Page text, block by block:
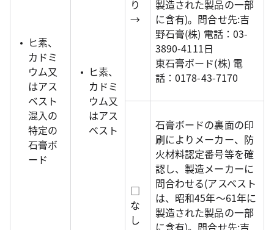
ヒ素、
カドミ
ウム又
はアス
ベスト
混入の
特定の
石膏ボ
ード
ヒ素、
カドミ
ウム又
はアス
ベスト
り
→
製造された製品の一部
に含有)。問合せ先:吉
野石膏(株) 電話：03-
3890-4111日
東石膏ボード(株) 電
話：0178-43-7170
□
な
し
石膏ボードの裏面の印
刷によりメーカー、防
火材料認定番号等を確
認し、製造メーカーに
問合わせる(アスベスト
は、昭和45年～61年に
製造された製品の一部
に含有)。問合せ先:吉